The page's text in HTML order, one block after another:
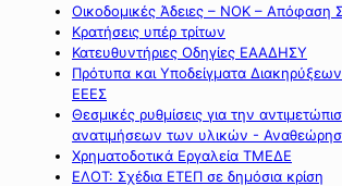
Οικοδομικές Άδειες – ΝΟΚ – Απόφαση
Κρατήσεις υπέρ τρίτων
Κατευθυντήριες Οδηγίες ΕΑΑΔΗΣΥ
Πρότυπα και Υποδείγματα
ΕΕΕΣ
Θεσμικές ρυθμίσεις για την
ανατιμήσεων των υλικών -
Χρηματοδοτικά Εργαλεία ΤΜΕΔΕ
ΕΛΟΤ: Σχέδια ΕΤΕΠ σε δημόσια κρίση